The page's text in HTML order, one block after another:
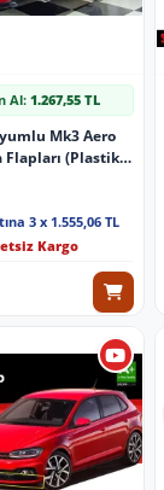
Al:1.267,55 TL
Mk3 Aero
(Plastik)
3 x 1.555,06 TL
Kargo